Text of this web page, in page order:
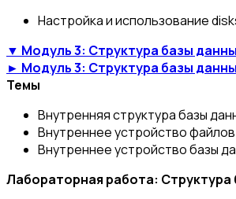
Настройка и использование
▼ Модуль 3: Структура базы
► Модуль 3: Структура базы
Темы
Внутренняя структура базы
Внутреннее устройство
Внутреннее устройство базы
Лабораторная работа: Структура